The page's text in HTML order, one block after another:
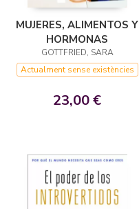
MUJERES, ALIMENTOS Y
HORMONAS
GOTTFRIED, SARA
Actualment sense existències
23,00 €